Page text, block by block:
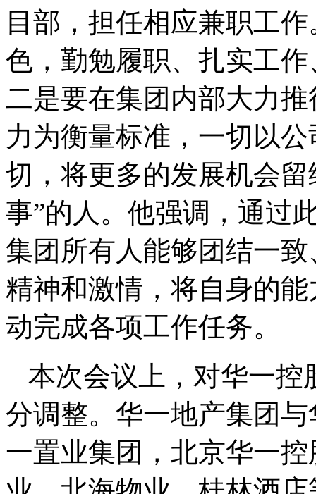
目部，担任相应兼职工
色，勤勉履职、扎实工
二是要在集团内部大力
力为衡量标准，一切以
切，将更多的发展机会
事”的人。他强调，通过
集团所有人能够团结一
精神和激情，将自身的
动完成各项工作任务。
本次会议上，对华一控
分调整。华一地产集团
一置业集团，北京华一